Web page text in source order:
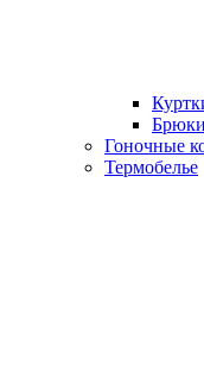
Брюки
Гоночные
Термобелье